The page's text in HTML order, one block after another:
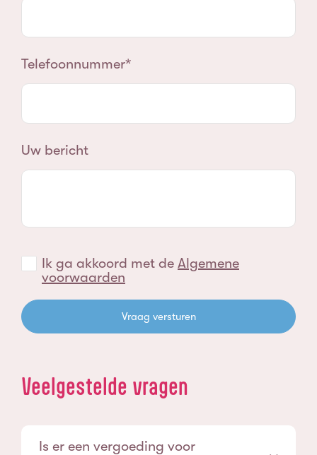
Telefoonnummer
Uw bericht
Ik ga akkoord met de Algemene
voorwaarden
Vraag versturen
Veelgestelde vragen
Is er een vergoeding voor